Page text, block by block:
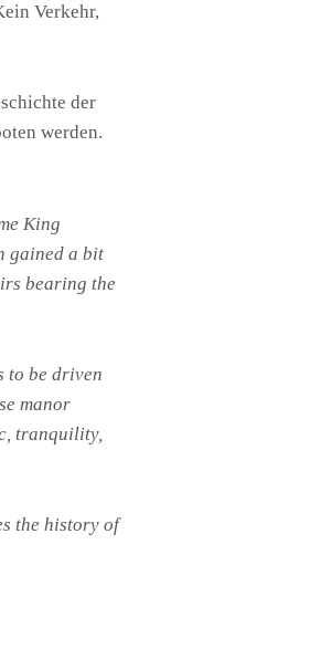
Verkehr,
der
werden.
King
gained a bit
bearing the
to be driven
manor
tranquility,
the history of